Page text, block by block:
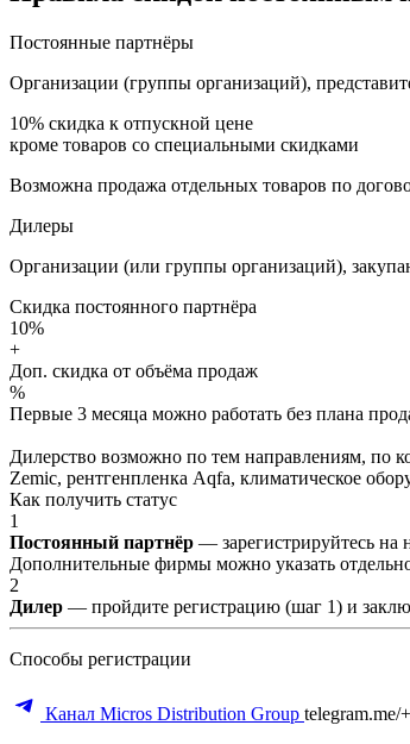
Постоянные партнёры
Организации (группы организаций),
10% скидка к отпускной цене
кроме товаров со специальными скидками
Возможна продажа отдельных товаров по
Дилеры
Организации (или группы организаций),
Скидка постоянного партнёра
10%
+
Доп. скидка от объёма продаж
%
Первые 3 месяца можно работать без плана
Дилерство возможно по тем направлениям, по
Zemic, рентгенпленка Aqfa, климатическое
Как получить статус
1
Постоянный партнёр — зарегистрируйтесь на
Дополнительные фирмы можно указать
2
Дилер — пройдите регистрацию (шаг 1) и
Способы регистрации
Канал Micros Distribution Group